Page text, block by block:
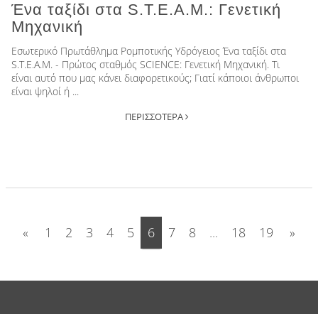
Ένα ταξίδι στα S.T.E.A.M.: Γενετική
Μηχανική
Εσωτερικό Πρωτάθλημα Ρομποτικής Υδρόγειος Ένα ταξίδι στα
S.T.E.A.M. - Πρώτος σταθμός SCIENCE: Γενετική Μηχανική. Τι
είναι αυτό που μας κάνει διαφορετικούς; Γιατί κάποιοι άνθρωποι
είναι ψηλοί ή ...
ΠΕΡΙΣΣΟΤΕΡΑ
« 1 2 3 4 5 6 7 8 ... 18 19 »